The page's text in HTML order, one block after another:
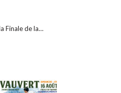
Finale de la…